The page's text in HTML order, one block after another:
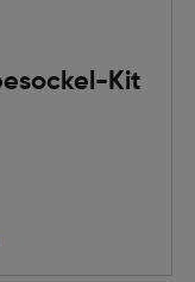
Kit
Rabatts
Preis